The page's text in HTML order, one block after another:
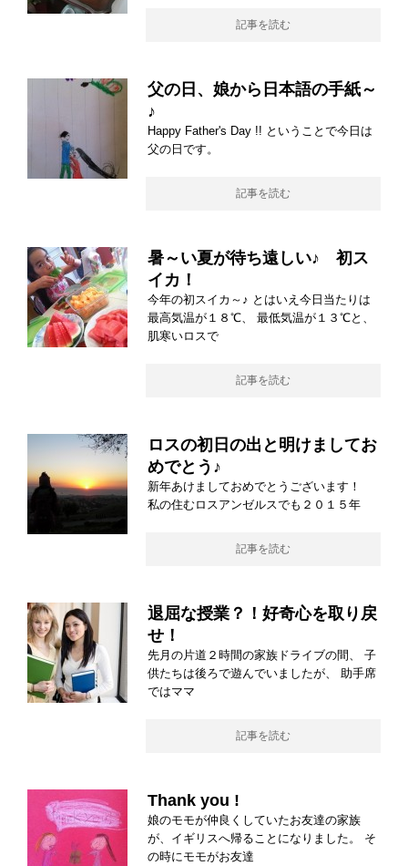
記事を読む
父の日、娘から日本語の手紙～
♪
Happy Father's Day !! ということで今日は
父の日です。
記事を読む
暑～い夏が待ち遠しい♪ 初ス
イカ！
今年の初スイカ～♪ とはいえ今日当たりは
最高気温が１８℃、 最低気温が１３℃と、
肌寒いロスで
記事を読む
ロスの初日の出と明けましてお
めでとう♪
新年あけましておめでとうございます！
私の住むロスアンゼルスでも２０１５年
記事を読む
退屈な授業？！好奇心を取り戻
せ！
先月の片道２時間の家族ドライブの間、 子
供たちは後ろで遊んでいましたが、 助手席
ではママ
記事を読む
Thank you !
娘のモモが仲良くしていたお友達の家族
が、イギリスへ帰ることになりました。 そ
の時にモモがお友達